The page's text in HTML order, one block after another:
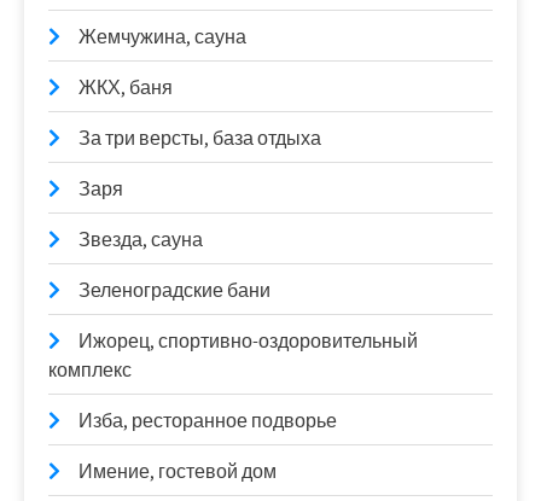
Жемчужина, сауна
ЖКХ, баня
За три версты, база отдыха
Заря
Звезда, сауна
Зеленоградские бани
Ижорец, спортивно-оздоровительный
комплекс
Изба, ресторанное подворье
Имение, гостевой дом